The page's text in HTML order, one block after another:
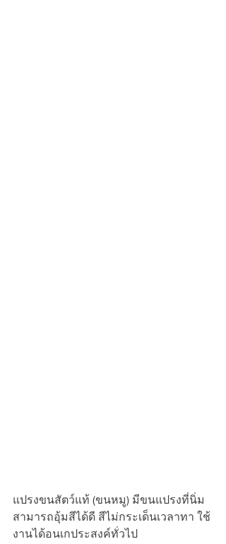
แปรงขนสัตว์แท้ (ขนหมู) มีขนแปรงที่นิ่ม
สามารถอุ้มสีได้ดี สีไม่กระเด็นเวลาทา ใช้
งานได้อนเกประสงค์ทั่วไป